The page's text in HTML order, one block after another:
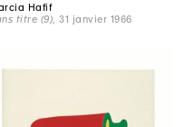
Hafif
titre (9) , 31 janvier 1966